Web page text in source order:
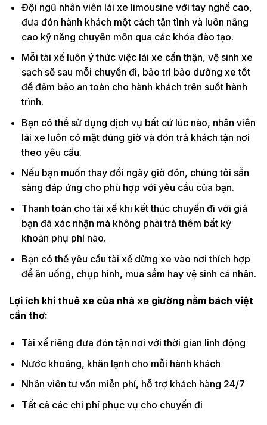
Đội ngũ nhân viên lái xe limousine với tay nghề cao,
đưa đón hành khách một cách tận tình và luôn nâng
cao kỹ năng chuyên môn qua các khóa đào tạo.
Mỗi tài xế luôn ý thức việc lái xe cẩn thận, vệ sinh xe
sạch sẽ sau mỗi chuyến đi, bảo trì bảo dưỡng xe tốt
để đảm bảo an toàn cho hành khách trên suốt hành
trình.
Bạn có thể sử dụng dịch vụ bất cứ lúc nào, nhân viên
lái xe luôn có mặt đúng giờ và đón trả khách tận nơi
theo yêu cầu.
Nếu bạn muốn thay đổi ngày giờ đón, chúng tôi sẵn
sàng đáp ứng cho phù hợp với yêu cầu của bạn.
Thanh toán cho tài xế khi kết thúc chuyến đi với giá
bạn đã xác nhận mà không phải trả thêm bất kỳ
khoản phụ phí nào.
Bạn có thể yêu cầu tài xế dừng xe vào nơi thích hợp
để ăn uống, chụp hình, mua sắm hay vệ sinh cá nhân.
Lợi ích khi thuê xe của nhà xe giường nằm bách việt
cần thơ:
Tài xế riêng đưa đón tận nơi với thời gian linh động
Nước khoáng, khăn lạnh cho mỗi hành khách
Nhân viên tư vấn miễn phí, hỗ trợ khách hàng 24/7
Tất cả các chi phí phục vụ cho chuyến đi